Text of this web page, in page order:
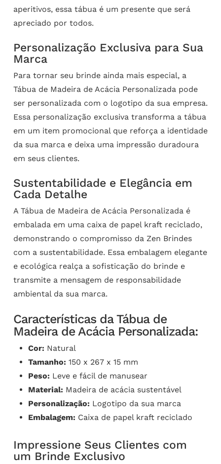
aperitivos, essa tábua é um presente que será
apreciado por todos.
Personalização Exclusiva para Sua
Marca
Para tornar seu brinde ainda mais especial, a
Tábua de Madeira de Acácia Personalizada pode
ser personalizada com o logotipo da sua empresa.
Essa personalização exclusiva transforma a tábua
em um item promocional que reforça a identidade
da sua marca e deixa uma impressão duradoura
em seus clientes.
Sustentabilidade e Elegância em
Cada Detalhe
A Tábua de Madeira de Acácia Personalizada é
embalada em uma caixa de papel kraft reciclado,
demonstrando o compromisso da Zen Brindes
com a sustentabilidade. Essa embalagem elegante
e ecológica realça a sofisticação do brinde e
transmite a mensagem de responsabilidade
ambiental da sua marca.
Características da Tábua de
Madeira de Acácia Personalizada:
Cor: Natural
Tamanho: 150 x 267 x 15 mm
Peso: Leve e fácil de manusear
Material: Madeira de acácia sustentável
Personalização: Logotipo da sua marca
Embalagem: Caixa de papel kraft reciclado
Impressione Seus Clientes com
um Brinde Exclusivo